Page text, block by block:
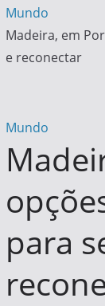
Mundo
Madeira, em
e reconectar
Mundo
para